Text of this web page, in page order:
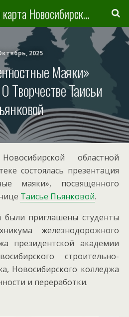
Литературная карта Новосибирска и Новосибирской области
2025
Маяки»
Творчестве Таисьи
областной
состоялась презентация
маяки», посвященного
Таисье Пьянковой.
были приглашены студенты
железнодорожного
президентской академии
строительно-
Новосибирского колледжа
и переработки.